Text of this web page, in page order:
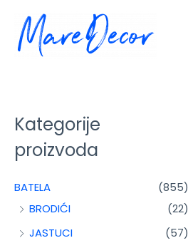
Kategorije
proizvoda
BATELA
(855)
BRODIĆI
(22)
JASTUCI
(57)